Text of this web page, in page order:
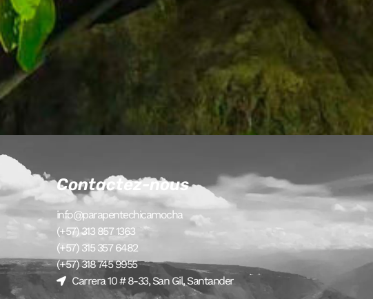
Contactez-nous
info@parapentechicamocha
(+57) 313 857 1363
(+57) 315 357 6482
(+57) 318 745 9955
Carrera 10 # 8-33, San Gil, Santander